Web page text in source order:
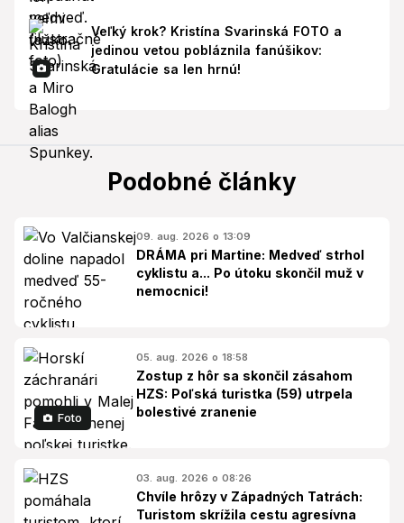
Veľký krok? Kristína Svarinská FOTO a
jedinou vetou pobláznila fanúšikov:
Gratulácie sa len hrnú!
Podobné články
09. aug. 2026 o 13:09
DRÁMA pri Martine: Medveď strhol
cyklistu a... Po útoku skončil muž v
nemocnici!
Foto
05. aug. 2026 o 18:58
Zostup z hôr sa skončil zásahom
HZS: Poľská turistka (59) utrpela
bolestivé zranenie
03. aug. 2026 o 08:26
Chvíle hrôzy v Západných Tatrách:
Turistom skrížila cestu agresívna